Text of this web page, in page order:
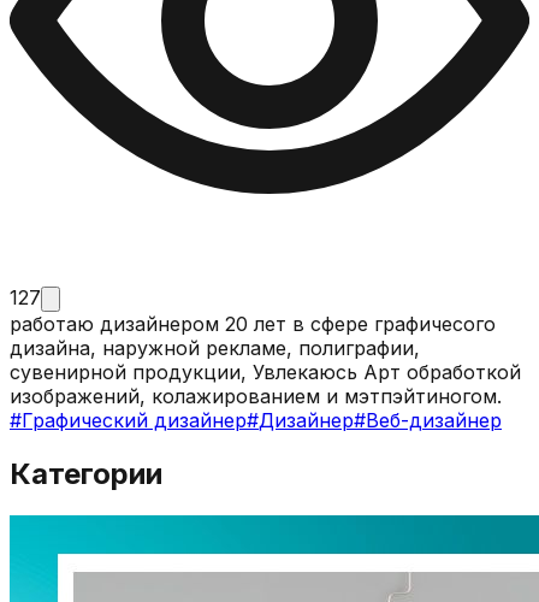
127
работаю дизайнером 20 лет в сфере графичесого
дизайна, наружной рекламе, полиграфии,
сувенирной продукции, Увлекаюсь Арт обработкой
изображений, колажированием и мэтпэйтиногом.
#Графический дизайнер#Дизайнер#Веб-дизайнер
Категории